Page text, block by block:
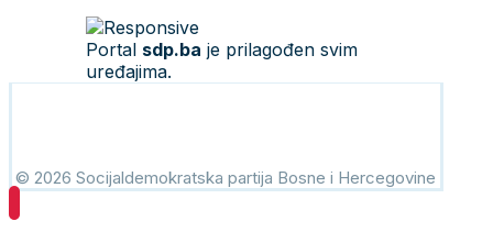
Portal sdp.ba je prilagođen svim
uređajima.
© 2026 Socijaldemokratska partija Bosne i Hercegovine